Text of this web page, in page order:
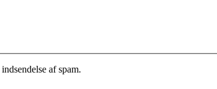
af spam.